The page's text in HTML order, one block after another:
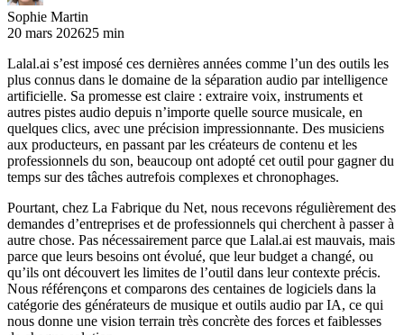
Sophie Martin
20 mars 202625 min
Lalal.ai s’est imposé ces dernières années comme l’un des outils les
plus connus dans le domaine de la séparation audio par intelligence
artificielle. Sa promesse est claire : extraire voix, instruments et
autres pistes audio depuis n’importe quelle source musicale, en
quelques clics, avec une précision impressionnante. Des musiciens
aux producteurs, en passant par les créateurs de contenu et les
professionnels du son, beaucoup ont adopté cet outil pour gagner du
temps sur des tâches autrefois complexes et chronophages.
Pourtant, chez La Fabrique du Net, nous recevons régulièrement des
demandes d’entreprises et de professionnels qui cherchent à passer à
autre chose. Pas nécessairement parce que Lalal.ai est mauvais, mais
parce que leurs besoins ont évolué, que leur budget a changé, ou
qu’ils ont découvert les limites de l’outil dans leur contexte précis.
Nous référençons et comparons des centaines de logiciels dans la
catégorie des générateurs de musique et outils audio par IA, ce qui
nous donne une vision terrain très concrète des forces et faiblesses